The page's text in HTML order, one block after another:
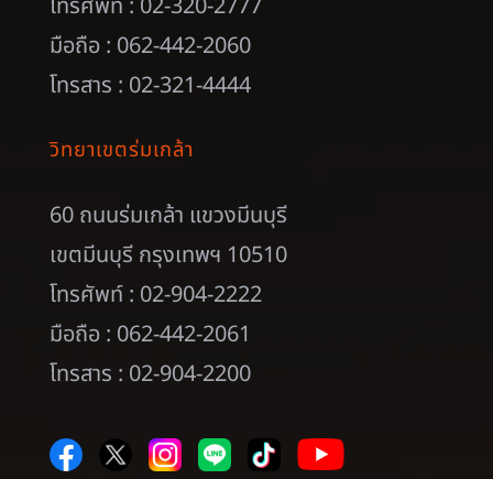
มือถือ : 062-442-2060
โทรสาร : 02-321-4444
วิทยาเขตร่มเกล้า
60 ถนนร่มเกล้า แขวงมีนบุรี
เขตมีนบุรี กรุงเทพฯ 10510
โทรศัพท์ : 02-904-2222
มือถือ : 062-442-2061
โทรสาร : 02-904-2200